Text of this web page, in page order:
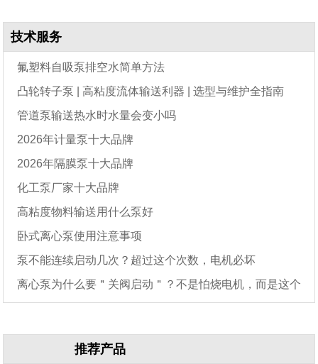
技术服务
氟塑料自吸泵排空水简单方法
凸轮转子泵 | 高粘度流体输送利器 | 选型与维护全指南
管道泵输送热水时水量会变小吗
2026年计量泵十大品牌
2026年隔膜泵十大品牌
化工泵厂家十大品牌
高粘度物料输送用什么泵好
卧式离心泵使用注意事项
泵不能连续启动几次？超过这个次数，电机必坏
离心泵为什么要＂关阀启动＂？不是怕烧电机，而是这个
推荐产品